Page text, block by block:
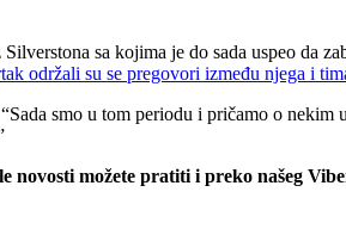
sa kojima je do sada uspeo
održali su se pregovori između njega i
smo u tom periodu i pričamo o
novosti možete pratiti i preko našeg